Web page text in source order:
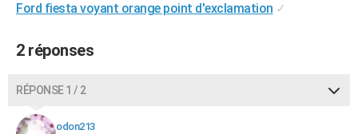
S'inscrire
Se connecter
Lycées
Collèges
Primaires
Universités
Entreprises
Service militaire
Avis de recherche
AVIS DE DÉCÈS
FORUM
Ford fiesta voyant orange point d'exclamation ✓
2 réponses
RÉPONSE 1 / 2
odon213